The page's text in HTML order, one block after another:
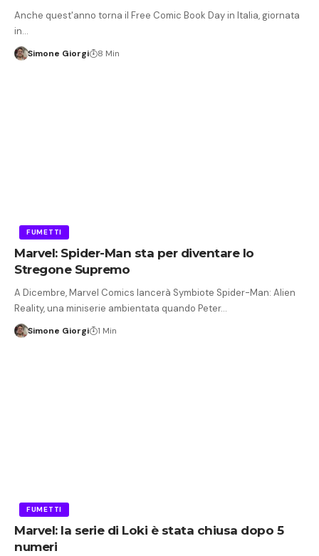
Anche quest'anno torna il Free Comic Book Day in Italia, giornata
in…
Simone Giorgi 8 Min
FUMETTI
Marvel: Spider-Man sta per diventare lo
Stregone Supremo
A Dicembre, Marvel Comics lancerà Symbiote Spider-Man: Alien
Reality, una miniserie ambientata quando Peter…
Simone Giorgi 1 Min
FUMETTI
Marvel: la serie di Loki è stata chiusa dopo 5
numeri